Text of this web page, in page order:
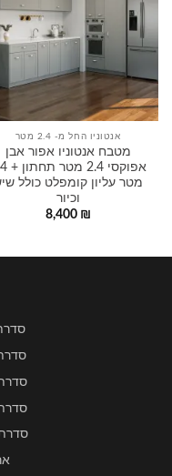
אנטוניו החל מ- 2.4 מטר
מטבח אנטוניו אפור אבן
אפוקסי
מטר עליון קומפלט כולל
וכיור
8,400 ₪